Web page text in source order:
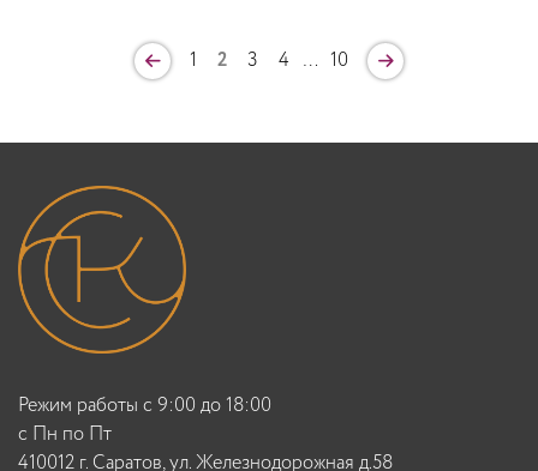
1 2 3 4 … 10
Режим работы с 9:00 до 18:00
c Пн по Пт
410012 г. Саратов, ул. Железнодорожная д.58